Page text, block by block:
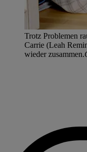
Trotz Problemen
Carrie (Leah
wieder zusammen.